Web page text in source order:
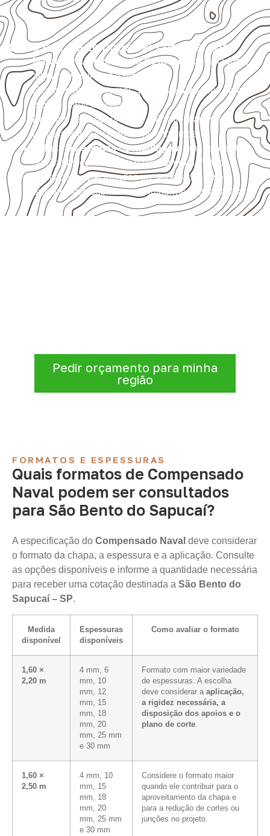
Onde o produto pode ser considerado
Marcenaria e fabricação de móveis
destinados a
ambientes sujeitos à umidade.
Revestimentos internos, painéis e divisórias para
projetos profissionais.
Projetos de transporte que utilizam chapas em
revestimentos e componentes internos.
Indústrias e linhas de montagem que necessitam
de chapas com formato e espessura definidos.
Aplicações relacionadas ao setor náutico, sem
presumir uso submerso ou impermeabilidade total.
Pedir orçamento para minha
região
FORMATOS E ESPESSURAS
Quais formatos de Compensado
Naval podem ser consultados
para São Bento do Sapucaí?
A especificação do Compensado Naval deve considerar
o formato da chapa, a espessura e a aplicação. Consulte
as opções disponíveis e informe a quantidade necessária
para receber uma cotação destinada a São Bento do
Sapucaí – SP.
Medida
disponível
Espessuras
disponíveis
Como avaliar o formato
1,60 ×
2,20 m
4 mm, 6
mm, 10
mm, 12
mm, 15
mm, 18
mm, 20
mm, 25 mm
e 30 mm
Formato com maior variedade
de espessuras. A escolha
deve considerar a aplicação,
a rigidez necessária, a
disposição dos apoios e o
plano de corte.
1,60 ×
2,50 m
4 mm, 10
mm, 15
mm, 18
mm, 20
mm, 25 mm
e 30 mm
Considere o formato maior
quando ele contribuir para o
aproveitamento da chapa e
para a redução de cortes ou
junções no projeto.